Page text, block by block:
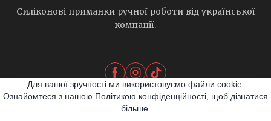
Силіконові приманки ручної роботи від української
компанії.
Для вашої зручності ми використовуємо файли cookie.
Ознайомтеся з нашою Політикою конфіденційності, щоб дізнатися
більше.